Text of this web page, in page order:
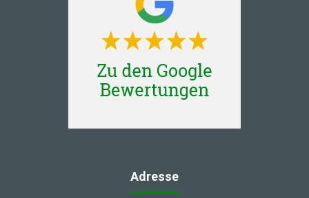
Adresse